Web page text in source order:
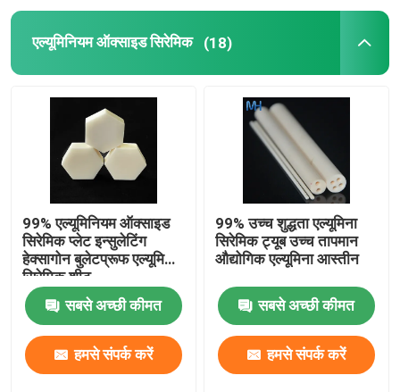
एल्यूमिनियम ऑक्साइड सिरेमिक
स्टीटाइट सिरेमिक
ज़िरकोनिया सिरेमिक
कॉर्डिएराइट सिरेमिक
एल्यूमिना सिरेमिक प्लेट
एल्यूमिनियम ऑक्साइड सिरेमिक (18)
99% एल्यूमिनियम ऑक्साइड
सिरेमिक प्लेट इन्सुलेटिंग
हेक्सागोन बुलेटप्रूफ एल्यूमिना
सिरेमिक शीट
सबसे अच्छी कीमत
हमसे संपर्क करें
99% उच्च शुद्धता एल्यूमिना
सिरेमिक ट्यूब उच्च तापमान
औद्योगिक एल्यूमिना आस्तीन
सबसे अच्छी कीमत
हमसे संपर्क करें